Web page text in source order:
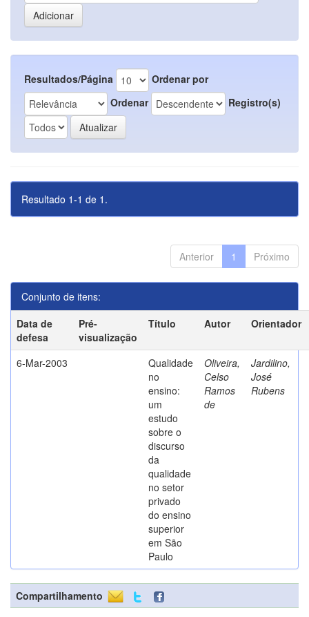
Resultados/Página
Ordenar por
Ordenar
Registro(s)
Resultado 1-1 de 1.
Anterior 1 Próximo
Conjunto de itens:
Data de
defesa
Pré-
visualização
Título Autor Orientador
6-Mar-2003
Qualidade
no
ensino:
um
estudo
sobre o
discurso
da
qualidade
no setor
privado
do ensino
superior
em São
Paulo
Oliveira,
Celso
Ramos
de
Jardilino,
José
Rubens
Compartilhamento